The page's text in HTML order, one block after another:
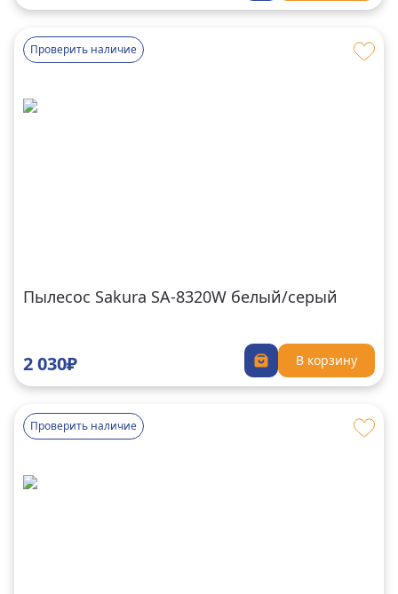
Проверить наличие
Пылесос Sakura SA-8320W белый/серый
2 030₽ В корзину
Проверить наличие